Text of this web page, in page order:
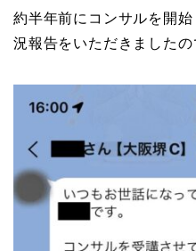
約半年前にコンサルを開
況報告をいただきましたの